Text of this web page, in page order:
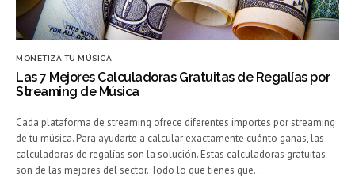
MONETIZA TU MÚSICA
Las 7 Mejores Calculadoras Gratuitas de Regalías por
Streaming de Música
Cada plataforma de streaming ofrece diferentes importes por streaming
de tu música. Para ayudarte a calcular exactamente cuánto ganas, las
calculadoras de regalías son la solución. Estas calculadoras gratuitas
son de las mejores del sector. Todo lo que tienes que…